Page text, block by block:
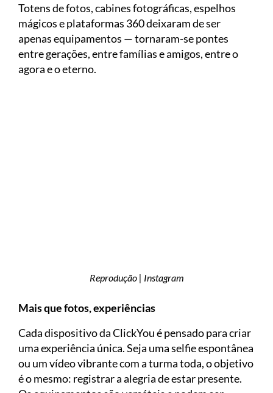
Totens de fotos, cabines fotográficas, espelhos
mágicos e plataformas 360 deixaram de ser
apenas equipamentos — tornaram-se pontes
entre gerações, entre famílias e amigos, entre o
agora e o eterno.
Reprodução | Instagram
Mais que fotos, experiências
Cada dispositivo da ClickYou é pensado para criar
uma experiência única. Seja uma selfie espontânea
ou um vídeo vibrante com a turma toda, o objetivo
é o mesmo: registrar a alegria de estar presente.